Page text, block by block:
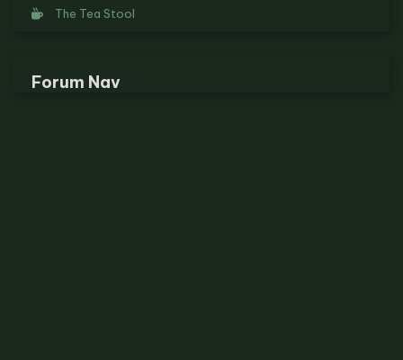
The Tea Stool
Forum Nav